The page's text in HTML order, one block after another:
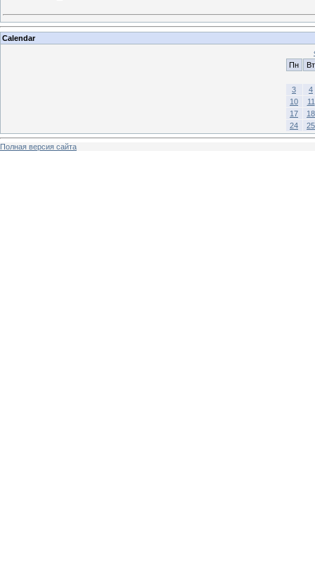
Calendar
Пн
Вт
3
4
10
11
17
18
24
25
Полная версия сайта